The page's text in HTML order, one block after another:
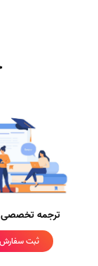
ترجمه
ثبت سفارش